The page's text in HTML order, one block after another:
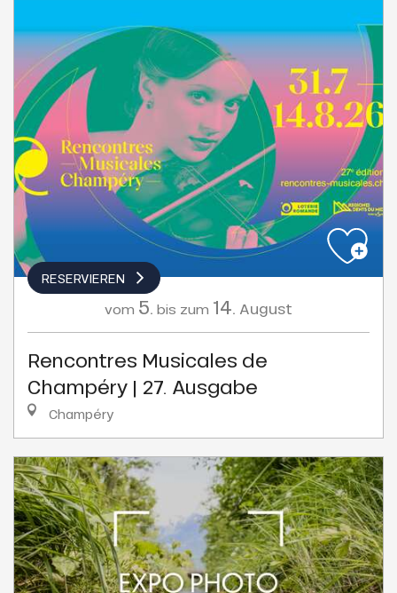
RESERVIEREN
vom 5. bis zum 14. August
Rencontres Musicales de
Champéry | 27. Ausgabe
Champéry